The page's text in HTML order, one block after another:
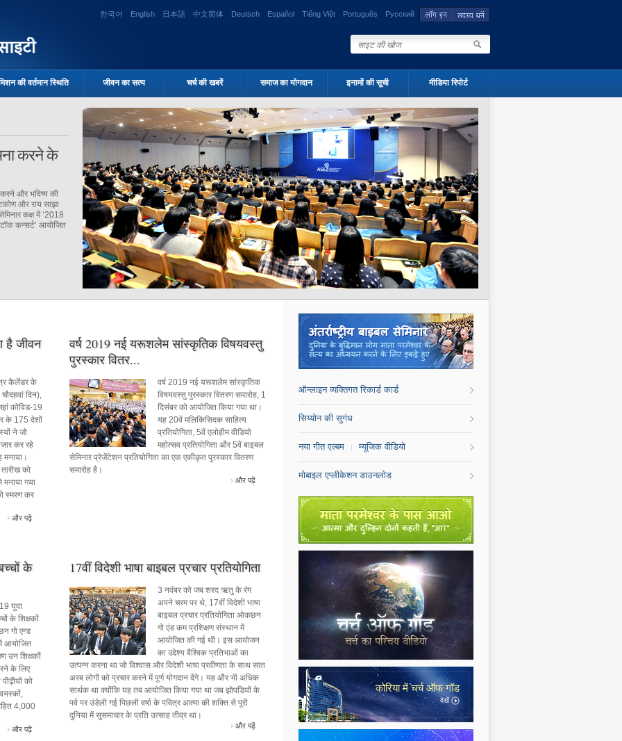
한국어 English 日本語 中文简体 Deutsch Español Tiếng Việt Português Русский
की वर्तमान स्थिति जीवन का सत्य चर्च की खबरें समाज का योगदान इनामों की सूची मीडिया रिपोर्ट
ने नमूना दिखाया
करने के
और भविष्य की
और राय साझा
कक्ष में ‘2018
कन्सर्ट’ आयोजित
बाइबल
नवंबर को कोरिया
यह एक
देना था ताकि हम
शिक्षण, चिकित्सा
सात विशेषज्ञ थे। 25
रूची रखने वाले
पर ध्यान दिया।
दल
स्मृति में, ASEZ चर्च
दल ने 14 देशों में
और यूक्रेन में 146
है जीवन
कैलेंडर के
दिन),
कोविड-19
के 175 देशों
ने जो
कर रहे
को
गया
स्मरण कर
और पढ़ें
वर्ष 2019 नई यरूशलेम सांस्कृतिक विषयवस्तु
पुरस्कार वितर...
वर्ष 2019 नई यरूशलेम सांस्कृतिक
विषयवस्तु पुरस्कार वितरण समारोह, 1
दिसंबर को आयोजित किया गया था।
यह 20वें मलिकिसिदक साहित्य
प्रतियोगिता, 5वें एलोहीम वीडियो
महोत्सव प्रतियोगिता और 5वें बाइबल
सेमिनार प्रेजेंटेशन प्रतियोगिता का एक एकीकृत पुरस्कार वितरण
समारोह है।
और पढ़ें
के
युवा
के शिक्षकों
गो एन्ड
आयोजित
उन शिक्षकों
के लिए
को
4,000
और पढ़ें
17वीं विदेशी भाषा बाइबल प्रचार प्रतियोगिता
3 नवंबर को जब शरद ऋतु के रंग
अपने चरम पर थे, 17वीं विदेशी भाषा
बाइबल प्रचार प्रतियोगिता ओकछन
गो एंड कम प्रशिक्षण संस्थान में
आयोजित की गई थी। इस आयोजन
का उद्देश्य वैश्विक प्रतिभाओं का
उत्पन्न करना था जो विश्वास और विदेशी भाषा प्रवीणता के साथ सात
अरब लोगों को प्रचार करने में पूर्ण योगदान देंगे। यह और भी अधिक
सार्थक था क्योंकि यह तब आयोजित किया गया था जब झोपडियों के
पर्व पर उंडेली गई पिछली वर्षा के पवित्र आत्मा की शक्ति से पूरी
दुनिया में सुसमाचार के प्रति उत्साह तीव्र था।
और पढ़ें
ऑन्लाइन व्यक्तिगत रिकार्ड कार्ड
सिय्योन की सुगंध
नया गीत एल्बम | म्यूजिक वीडियो
मोबाइल एप्लीकेशन डाउनलोड
कोरिया में चर्च ऑफ गॉड
देखें